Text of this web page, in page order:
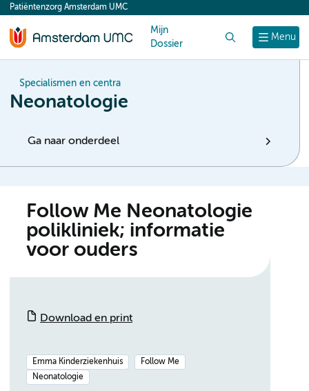
content
Menu
Patiëntenzorg Amsterdam UMC
Mijn
Dossier
Specialismen en centra
Neonatologie
Ga naar onderdeel
Follow Me Neonatologie
polikliniek; informatie
voor ouders
Download en print
Emma Kinderziekenhuis
Follow Me
Neonatologie